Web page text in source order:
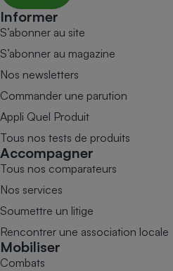
Informer
S’abonner au site
S’abonner au magazine
Nos newsletters
Commander une parution
Appli Quel Produit
Tous nos tests de produits
Accompagner
Tous nos comparateurs
Nos services
Soumettre un litige
Rencontrer une association locale
Mobiliser
Combats